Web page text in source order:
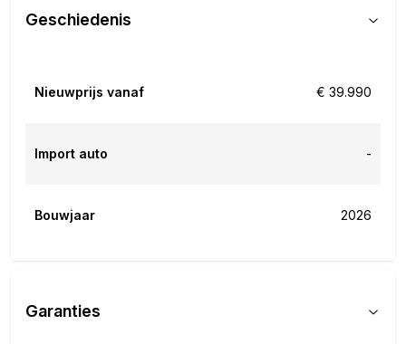
Geschiedenis
Nieuwprijs vanaf € 39.990
Import auto -
Bouwjaar 2026
Garanties